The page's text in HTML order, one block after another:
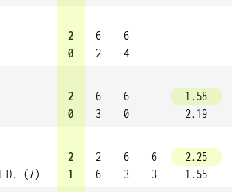
2
0
6
2
6
4
2
0
6
3
6
0
1.58
2.19
D. (7)
2
1
2
6
6
3
6
3
2.25
1.55